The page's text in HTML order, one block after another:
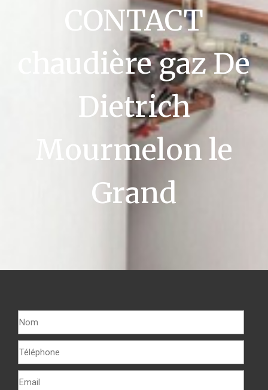
CONTACT
chaudière gaz De
Dietrich
Mourmelon le
Grand